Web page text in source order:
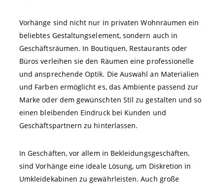
Vorhänge sind nicht nur in privaten Wohnräumen ein
beliebtes Gestaltungselement, sondern auch in
Geschäftsräumen. In Boutiquen, Restaurants oder
Büros verleihen sie den Räumen eine professionelle
und ansprechende Optik. Die Auswahl an Materialien
und Farben ermöglicht es, das Ambiente passend zur
Marke oder dem gewünschten Stil zu gestalten und so
einen bleibenden Eindruck bei Kunden und
Geschäftspartnern zu hinterlassen.
In Geschäften, vor allem in Bekleidungsgeschäften,
sind Vorhänge eine ideale Lösung, um Diskretion in
Umkleidekabinen zu gewährleisten. Auch große